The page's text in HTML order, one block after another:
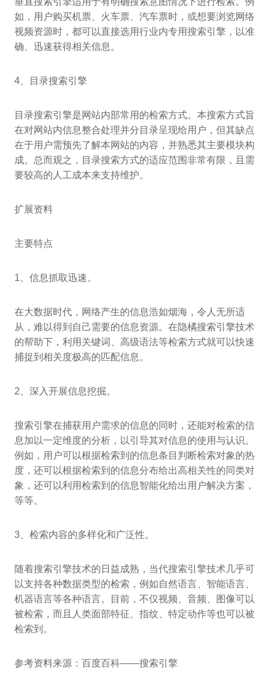
如，用户购买机票、火车票、汽车票时，或想要浏览网络
视频资源时，都可以直接选用行业内专用搜索引擎，以准
确、迅速获得相关信息。
4、目录搜索引擎
目录搜索引擎是网站内部常用的检索方式。本搜索方式旨
在对网站内信息整合处理并分目录呈现给用户，但其缺点
在于用户需预先了解本网站的内容，并熟悉其主要模块构
成。总而观之，目录搜索方式的适应范围非常有限，且需
要较高的人工成本来支持维护。
扩展资料
主要特点
1、信息抓取迅速。
在大数据时代，网络产生的信息浩如烟海，令人无所适
从，难以得到自己需要的信息资源。在隐橘搜索引擎技术
的帮助下，利用关键词、高级语法等检索方式就可以快速
捕捉到相关度极高的匹配信息。
2、深入开展信息挖掘。
搜索引擎在捕获用户需求的信息的同时，还能对检索的信
息加以一定维度的分析，以引导其对信息的使用与认识。
例如，用户可以根据检索到的信息条目判断检索对象的热
度，还可以根据检索到的信息分布给出高相关性的同类对
象，还可以利用检索到的信息智能化给出用户解决方案，
等等。
3、检索内容的多样化和广泛性。
随着搜索引擎技术的日益成熟，当代搜索引擎技术几乎可
以支持各种数据类型的检索，例如自然语言、智能语言、
机器语言等各种语言。目前，不仅视频、音频、图像可以
被检索，而且人类面部特征、指纹、特定动作等也可以被
检索到。
参考资料来源：百度百科——搜索引擎